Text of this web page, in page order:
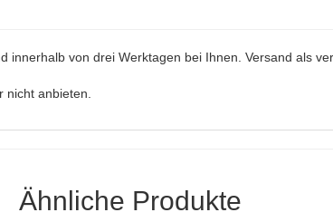
innerhalb von drei Werktagen bei Ihnen. Versand als
anbieten.
Ähnliche Produkte